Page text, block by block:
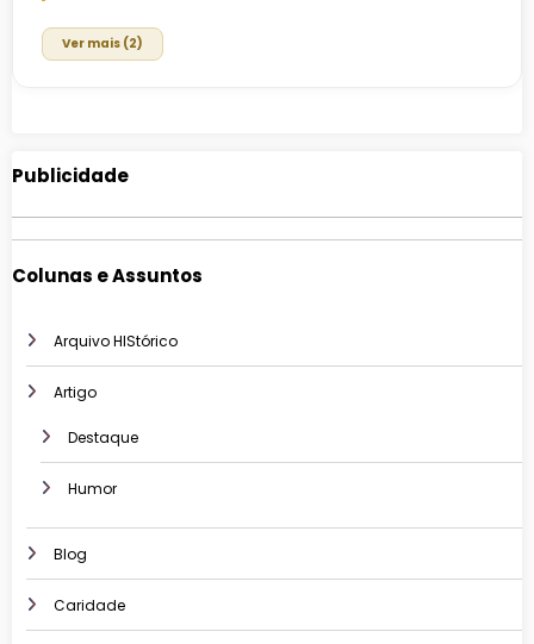
Ver mais (2)
Publicidade
Colunas e Assuntos
Arquivo HIStórico
Artigo
Destaque
Humor
Blog
Caridade